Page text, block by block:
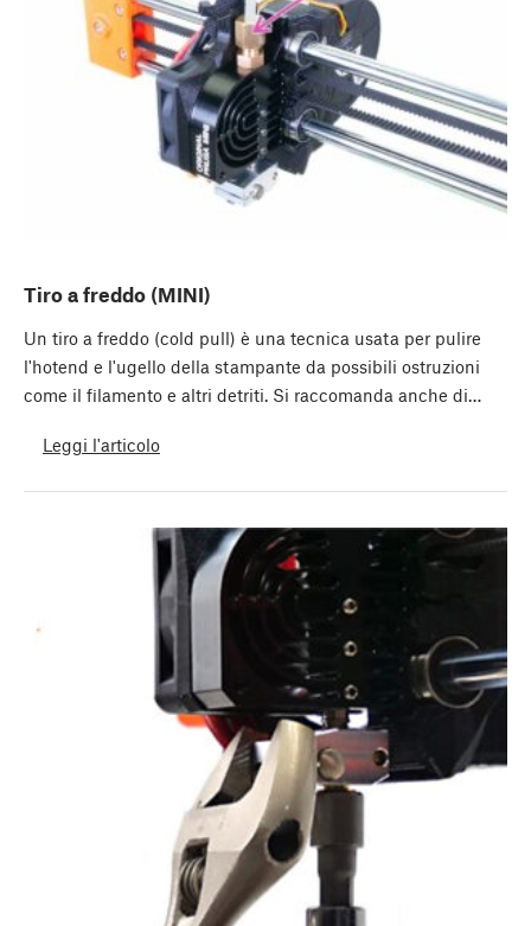
Tiro a freddo (MINI)
Un tiro a freddo (cold pull) è una tecnica usata per pulire
l'hotend e l'ugello della stampante da possibili ostruzioni
come il filamento e altri detriti. Si raccomanda anche di…
Leggi l'articolo